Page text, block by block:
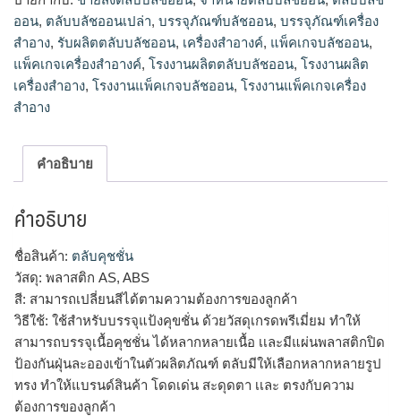
ออน, ตลับบลัชออนเปล่า, บรรจุภัณฑ์บลัชออน, บรรจุภัณฑ์เครื่อง
สำอาง, รับผลิตตลับบลัชออน, เครื่องสำอางค์, แพ็คเกจบลัชออน,
แพ็คเกจเครื่องสำอางค์, โรงงานผลิตตลับบลัชออน, โรงงานผลิต
เครื่องสำอาง, โรงงานแพ็คเกจบลัชออน, โรงงานแพ็คเกจเครื่อง
สำอาง
คำอธิบาย
คำอธิบาย
ชื่อสินค้า: ตลับคุชชั่น
วัสดุ: พลาสติก AS, ABS
สี: สามารถเปลี่ยนสีได้ตามความต้องการของลูกค้า
วิธีใช้: ใช้สำหรับบรรจุแป้งคุขชั่น ด้วยวัสดุเกรดพรีเมี่ยม ทำให้
สามารถบรรจุเนื้อคุชชั่น ได้หลากหลายเนื้อ เเละมีแผ่นพลาสติกปิด
ป้องกันฝุ่นละอองเข้าในตัวผลิตภัณฑ์ ตลับมีให้เลือกหลากหลายรูป
ทรง ทำให้แบรนด์สินค้า โดดเด่น สะดุดตา เเละ ตรงกับความ
ต้องการของลูกค้า